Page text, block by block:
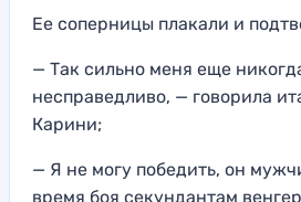
Ее соперницы плакали и
— Так сильно меня еще
несправедливо, — говорила
Карини;
— Я не могу победить, он
время боя секундантам